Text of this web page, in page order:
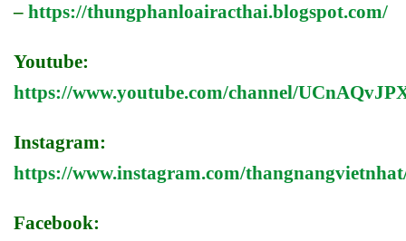
– https://thungphanloairacthai.blogspot.com/
Youtube:
https://www.youtube.com/channel/
Instagram:
https://www.instagram.com/
Facebook: